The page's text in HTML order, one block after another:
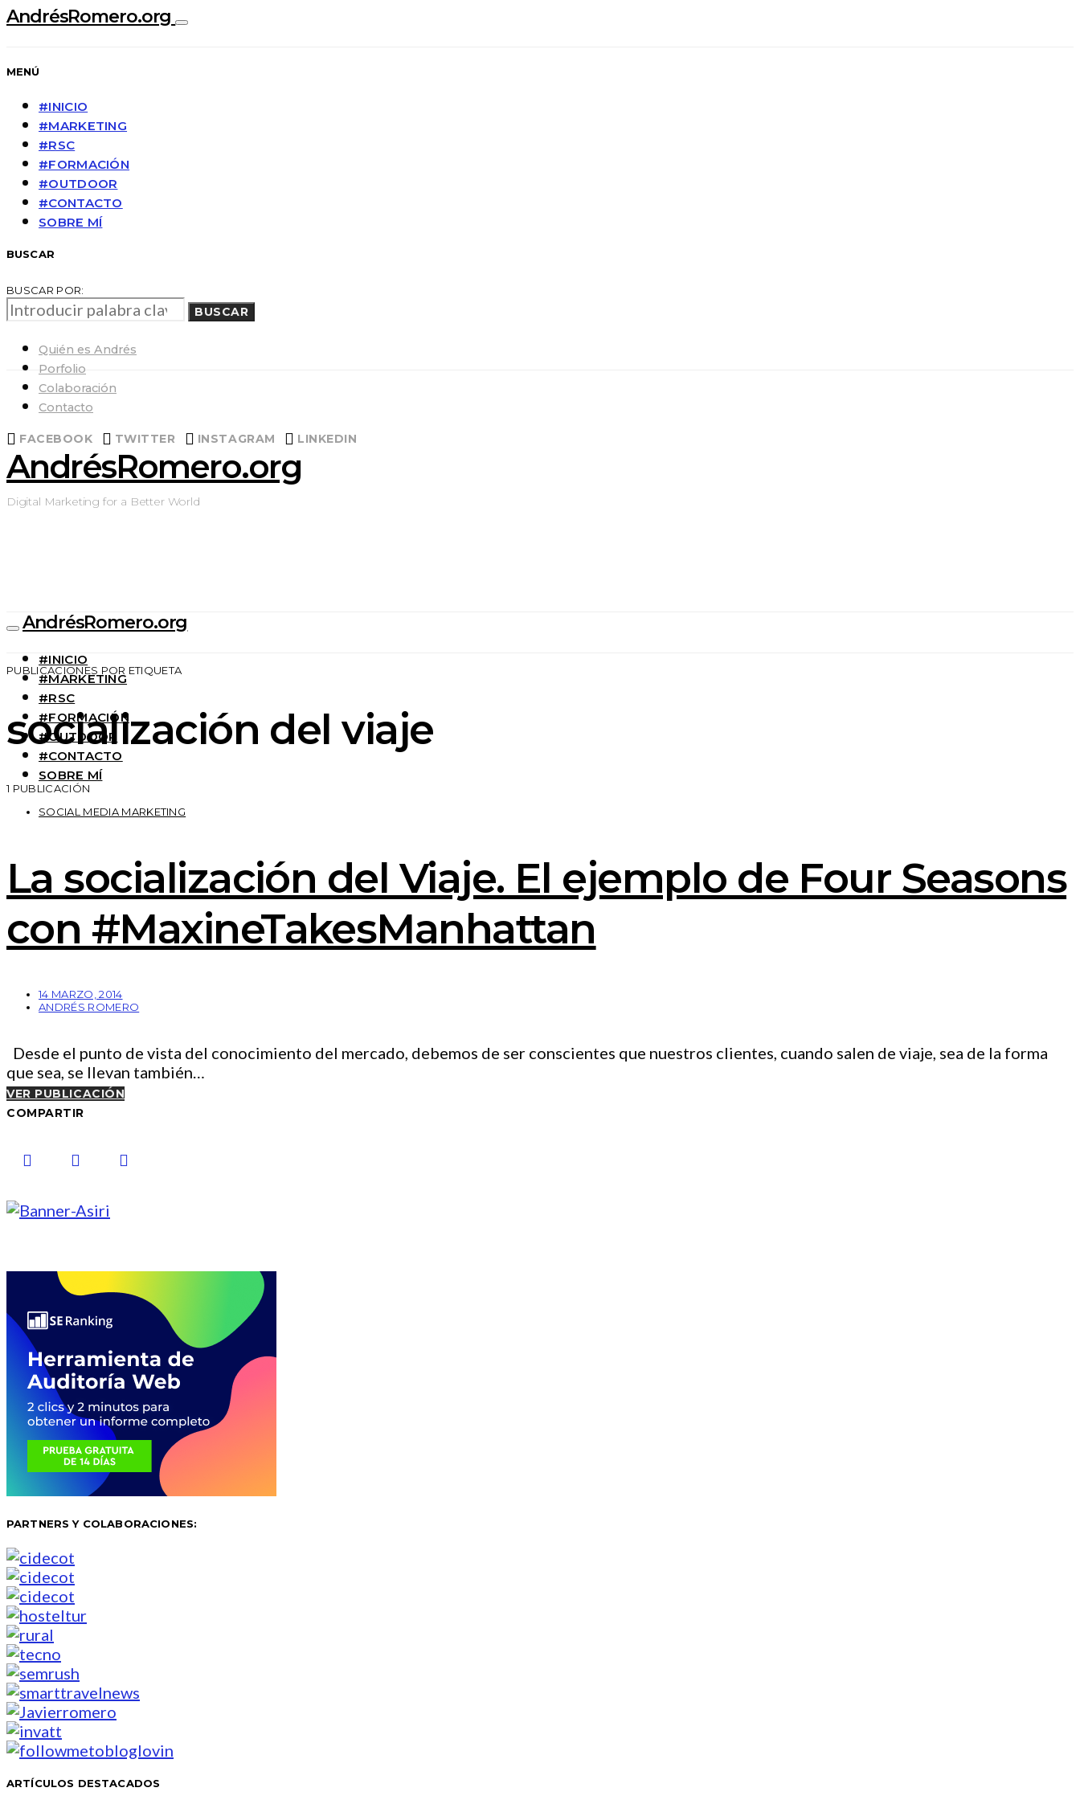
AndrésRomero.org
MENÚ
#INICIO
#MARKETING
#RSC
#FORMACIÓN
#OUTDOOR
#CONTACTO
SOBRE MÍ
BUSCAR
BUSCAR POR:
BUSCAR
Quién es Andrés
Porfolio
Colaboración
Contacto
FACEBOOK TWITTER INSTAGRAM LINKEDIN
AndrésRomero.org
Digital Marketing for a Better World
AndrésRomero.org
#INICIO
#MARKETING
#RSC
#FORMACIÓN
#OUTDOOR
#CONTACTO
SOBRE MÍ
PUBLICACIONES POR ETIQUETA
socialización del viaje
1 PUBLICACIÓN
SOCIAL MEDIA MARKETING
La socialización del Viaje. El ejemplo de Four Seasons
con #MaxineTakesManhattan
14 MARZO, 2014
ANDRÉS ROMERO
Desde el punto de vista del conocimiento del mercado, debemos de ser conscientes que nuestros clientes, cuando salen de viaje, sea de la forma
que sea, se llevan también…
VER PUBLICACIÓN
COMPARTIR
PARTNERS Y COLABORACIONES:
ARTÍCULOS DESTACADOS